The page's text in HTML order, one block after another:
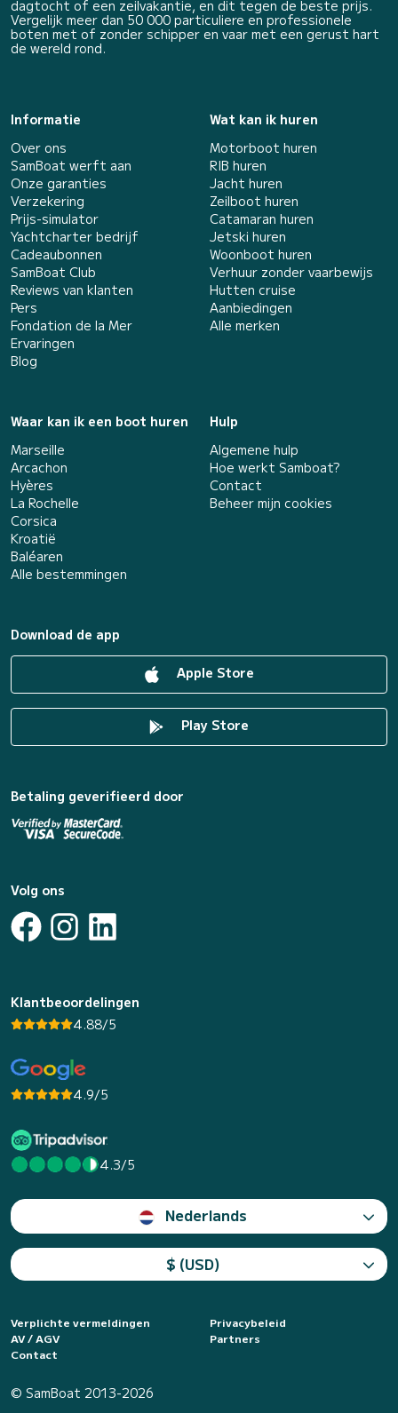
dagtocht of een zeilvakantie, en dit tegen de beste prijs.
Vergelijk meer dan 50 000 particuliere en professionele
boten met of zonder schipper en vaar met een gerust hart
de wereld rond.
Informatie
Over ons
SamBoat werft aan
Onze garanties
Verzekering
Prijs-simulator
Yachtcharter bedrijf
Cadeaubonnen
SamBoat Club
Reviews van klanten
Pers
Fondation de la Mer
Ervaringen
Blog
Wat kan ik huren
Motorboot huren
RIB huren
Jacht huren
Zeilboot huren
Catamaran huren
Jetski huren
Woonboot huren
Verhuur zonder vaarbewijs
Hutten cruise
Aanbiedingen
Alle merken
Waar kan ik een boot huren
Marseille
Arcachon
Hyères
La Rochelle
Corsica
Kroatië
Baléaren
Alle bestemmingen
Hulp
Algemene hulp
Hoe werkt Samboat?
Contact
Beheer mijn cookies
Download de app
Apple Store
Play Store
Betaling geverifieerd door
Volg ons
Klantbeoordelingen
4.88/5
4.9/5
4.3/5
Nederlands
$ (USD)
Verplichte vermeldingen
Privacybeleid
AV / AGV
Partners
Contact
© SamBoat 2013-2026